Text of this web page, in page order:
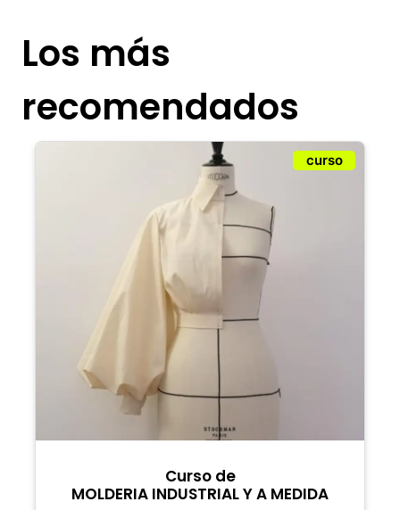
Los más
recomendados
curso
Curso de
MOLDERIA INDUSTRIAL Y A MEDIDA